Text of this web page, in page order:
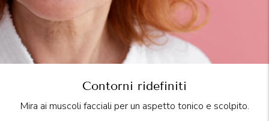
Contorni ridefiniti
Mira ai muscoli facciali per un aspetto tonico e scolpito.